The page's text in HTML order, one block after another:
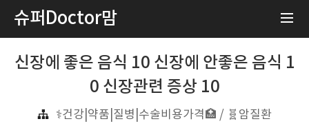
슈퍼Doctor맘
신장에 좋은 음식 10 신장에 안좋은 음식 1
0 신장관련 증상 10
⚕️건강|약품|질병|수술비용가격🏥 / 🧬암질환